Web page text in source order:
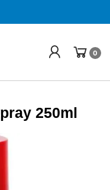
0
250ml